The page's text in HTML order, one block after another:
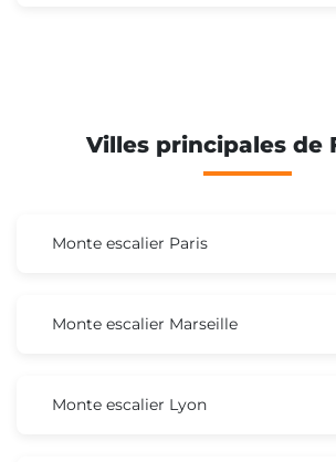
Villes principales de
Monte escalier Paris
Monte escalier Marseille
Monte escalier Lyon